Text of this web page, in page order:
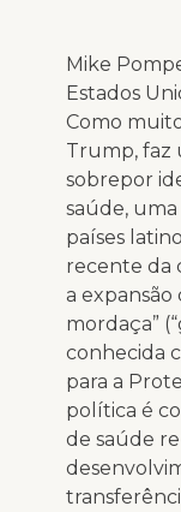
Mike
Estados
Como
Trump, faz
sobrepor
saúde,
países
recente da
a expansão
mordaça”
conhecida
para a
política é
de saúde